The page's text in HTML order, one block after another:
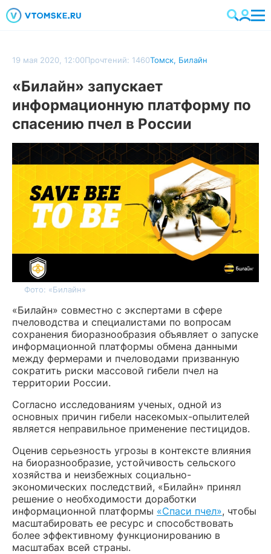
19 мая 2020, 12:00Прочтений: 1460Томск, Билайн
«Билайн» запускает
информационную платформу по
спасению пчел в России
Фото: «Билайн»
«Билайн» совместно с экспертами в сфере
пчеловодства и специалистами по вопросам
сохранения биоразнообразия объявляет о запуске
информационной платформы обмена данными
между фермерами и пчеловодами призванную
сократить риски массовой гибели пчел на
территории России.
Согласно исследованиям ученых, одной из
основных причин гибели насекомых-опылителей
является неправильное применение пестицидов.
Оценив серьезность угрозы в контексте влияния
на биоразнообразие, устойчивость сельского
хозяйства и неизбежных социально-
экономических последствий, «Билайн» принял
решение о необходимости доработки
информационной платформы «Спаси пчел», чтобы
масштабировать ее ресурс и способствовать
более эффективному функционированию в
масштабах всей страны.